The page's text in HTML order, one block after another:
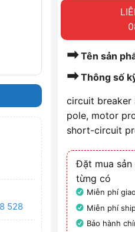
528
➡Tên sản
➡Thông số
circuit breaker
pole, motor
short-circuit
Đặt mua sản
từng có
Miễn phí
Miễn phí
Bảo hành